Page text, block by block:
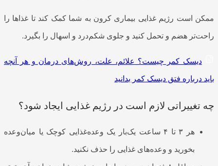
ممکن است رژیم غذایی بیماری کرون به شما کمک کند تا غذاها را
راحت‌تر هضم و تحمل کنید و جلوی شکم‌درد و اسهال را بگیرد.
دیسک کمر چیست؟ علائم، علت، روش‌های درمان و هر آنچه
باید درباره فتق دیسک کمر بدانید
چه تغییراتی لازم است در رژیم غذایی ایجاد شود؟
هر ۳ تا ۴ ساعت یک‌بار یک وعده‌غذایی کوچک یا میان‌وعده
بخورید و وعده‌های غذایی را حذف نکنید.